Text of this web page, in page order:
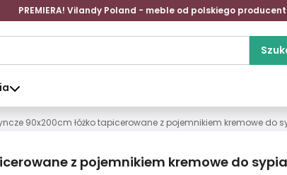
PREMIERA! Vilandy Poland - meble od polskiego
90x200cm łóżko tapicerowane z pojemnikiem kremowe do
z pojemnikiem kremowe do